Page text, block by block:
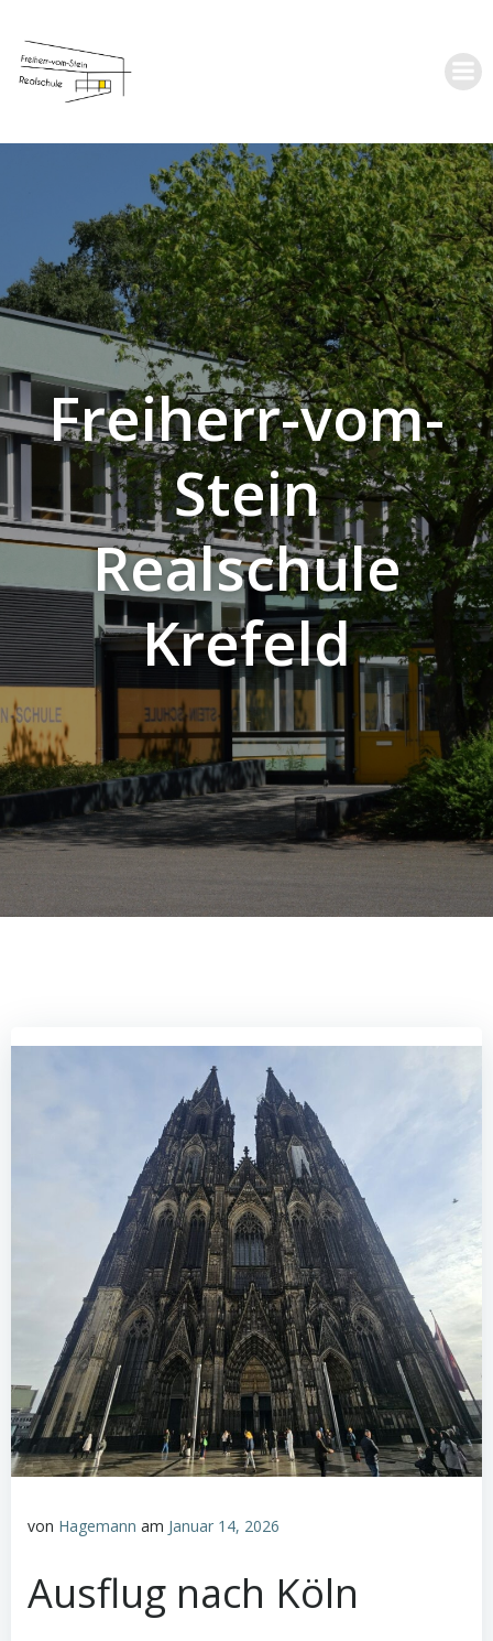
Freiherr-vom-
Stein
Realschule
Krefeld
von Hagemann am Januar 14, 2026
Ausflug nach Köln